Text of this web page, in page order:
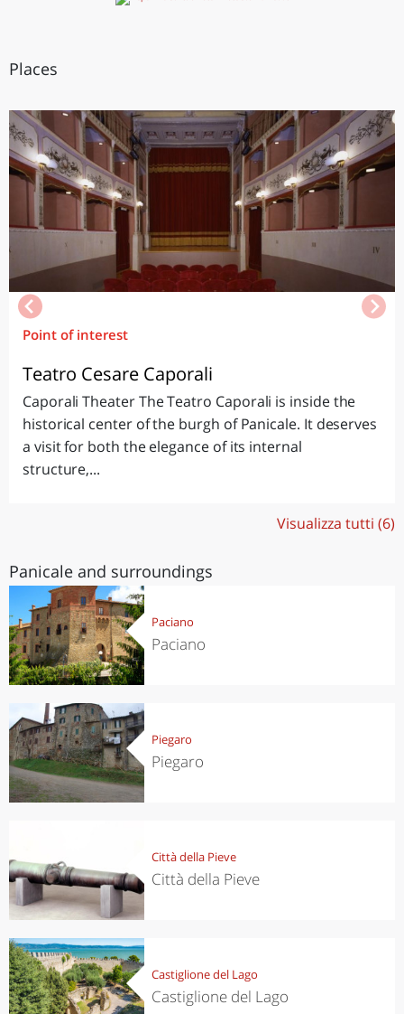
Places
Point of interest
Teatro Cesare Caporali
Caporali Theater The Teatro Caporali is inside the
historical center of the burgh of Panicale. It deserves
a visit for both the elegance of its internal
structure,...
Visualizza tutti (6)
Panicale and surroundings
Paciano
Paciano
Piegaro
Piegaro
Città della Pieve
Città della Pieve
Castiglione del Lago
Castiglione del Lago